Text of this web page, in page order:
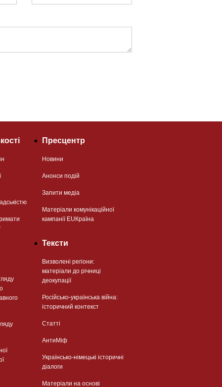
Пресцентр
Новини
Анонси подій
Запити медіа
Матеріали комунікаційної
кампанії EUКраїна
Тексти
Визволені регіони:
матеріали до річниці
деокупації
Російсько-українська війна:
історичний контекст
Статті
АнтиМіф
Українсько-німецькі історичні
діалоги
Матеріали на основі